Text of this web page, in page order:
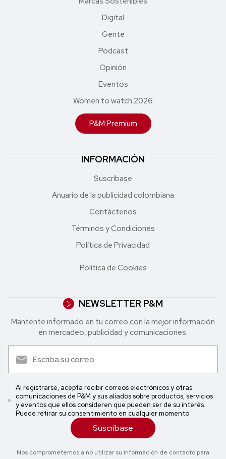
Digital
Gente
Podcast
Opinión
Eventos
Women to watch 2026
P&M Premium
INFORMACIÓN
Suscríbase
Anuario de la publicidad colombiana
Contáctenos
Términos y Condiciones
Política de Privacidad
Política de Cookies
NEWSLETTER P&M
Mantente informado en tu correo con la mejor in formación
en mercadeo, publicidad y comunicaciones.
Al registrarse, acepta recibir correos electrónicos y otras
comunicaciones de P&M y sus aliados sobre productos, servicios
y eventos que ellos consideren que pueden ser de su interés.
Puede retirar su consentimiento en cualquier momento
Suscríbase
Nos comprometemos a no utilizar su información de contacto para